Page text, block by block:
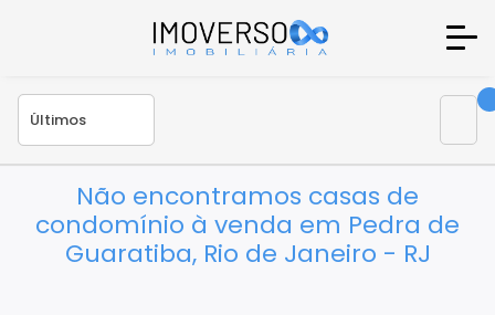
Não encontramos casas de
condomínio à venda em Pedra de
Guaratiba, Rio de Janeiro - RJ